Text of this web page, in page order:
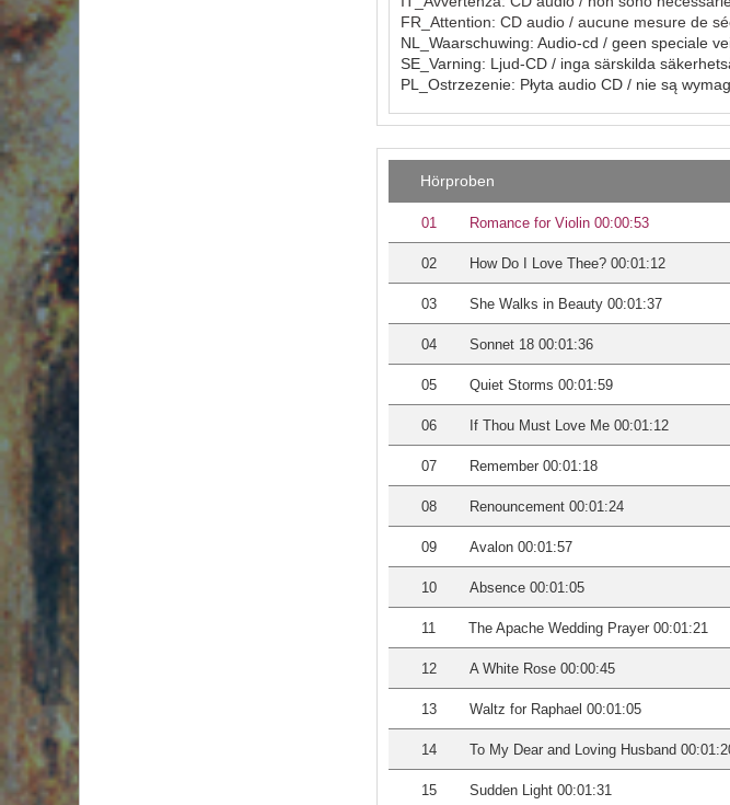
FR_Attention: CD audio / aucune mesure de
NL_Waarschuwing: Audio-cd / geen speciale
SE_Varning: Ljud-CD / inga särskilda
PL_Ostrzezenie: Płyta audio CD / nie są
Hörproben
01 Romance for Violin 00:00:53
02 How Do I Love Thee? 00:01:12
03 She Walks in Beauty 00:01:37
04 Sonnet 18 00:01:36
05 Quiet Storms 00:01:59
06 If Thou Must Love Me 00:01:12
07 Remember 00:01:18
08 Renouncement 00:01:24
09 Avalon 00:01:57
10 Absence 00:01:05
11 The Apache Wedding Prayer 00:01:21
12 A White Rose 00:00:45
13 Waltz for Raphael 00:01:05
14 To My Dear and Loving Husband
15 Sudden Light 00:01:31